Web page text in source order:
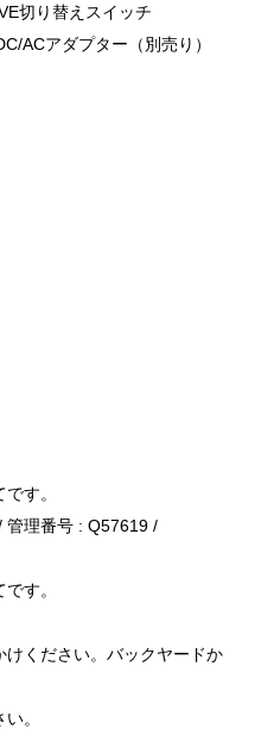
切り替えスイッチ
ACアダプター（別売り）
す。
管理番号 : Q57619 /
す。
ください。バックヤードか
。